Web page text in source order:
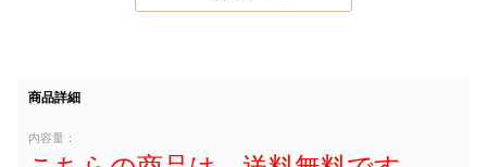
商品詳細
内容量：